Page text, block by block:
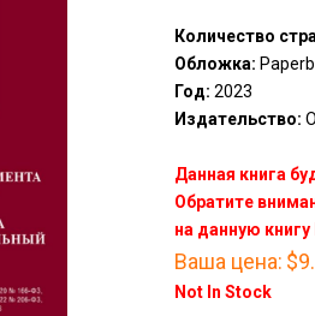
Количество
Обложка:
Год: 2023
Издательство:
Данная книга
Обратите
на данную
Ваша цена:
Not In Stock